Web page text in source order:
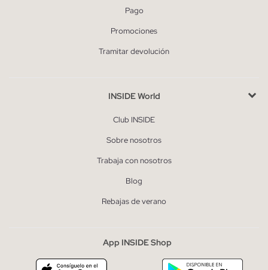
Pago
Promociones
Tramitar devolución
INSIDE World
Club INSIDE
Sobre nosotros
Trabaja con nosotros
Blog
Rebajas de verano
App INSIDE Shop